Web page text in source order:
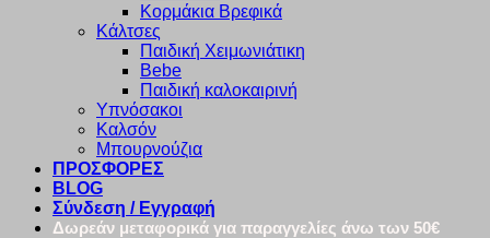
Κορμάκια Βρεφικά
Κάλτσες
Παιδική Χειμωνιάτικη
Bebe
Παιδική καλοκαιρινή
Υπνόσακοι
Καλσόν
Μπουρνούζια
ΠΡΟΣΦΟΡΕΣ
BLOG
Σύνδεση / Εγγραφή
Δωρεάν μεταφορικά για παραγγελίες άνω των 50€